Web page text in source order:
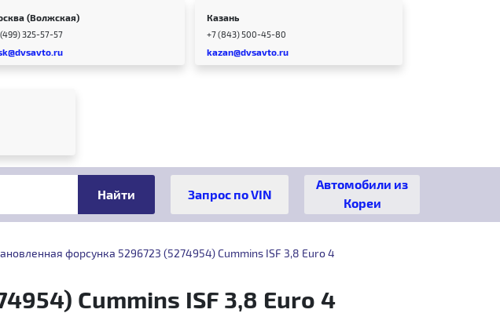
(Волжская)
325-57-57
Казань
+7 (843) 500-45-80
kazan@dvsavto.ru
Автомобили из
Кореи
форсунка 5296723 (5274954) Cummins ISF 3,8 Euro 4
Cummins ISF 3,8 Euro 4